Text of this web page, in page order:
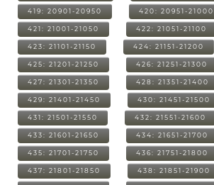
419: 20901-20950 420: 20951-21000
421: 21001-21050 422: 21051-21100
423: 21101-21150 424: 21151-21200
425: 21201-21250 426: 21251-21300
427: 21301-21350 428: 21351-21400
429: 21401-21450 430: 21451-21500
431: 21501-21550 432: 21551-21600
433: 21601-21650 434: 21651-21700
435: 21701-21750 436: 21751-21800
437: 21801-21850 438: 21851-21900